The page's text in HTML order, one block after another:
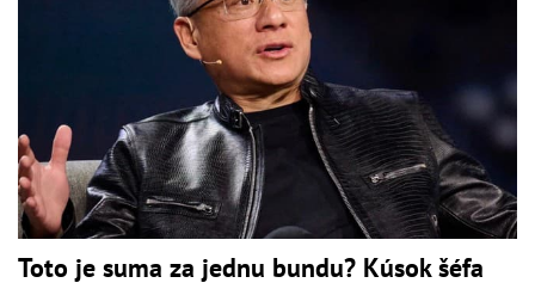
Toto je suma za jednu bundu? Kúsok šéfa